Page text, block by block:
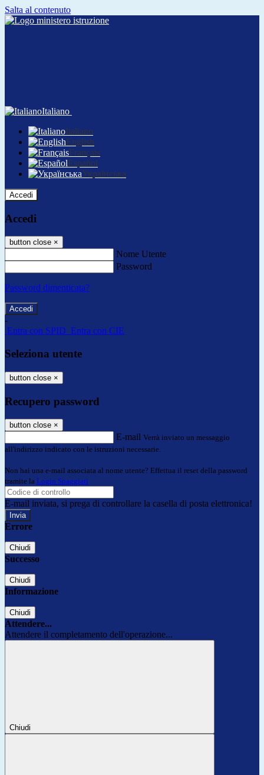
Salta al contenuto
Italiano
Italiano
English
Français
Español
Українська
Accedi
Accedi
button close ×
Nome Utente
Password
Password dimenticata?
-
Entra con SPID Entra con CIE
Seleziona utente
button close ×
Recupero password
button close ×
E-mail Verrà inviato un messaggio
all'indirizzo indicato con le istruzioni necessarie.
Non hai una e-mail associata al nome utente? Effettua il reset della password
tramite la Login Spaggiari
E-mail inviata, si prega di controllare la casella di posta elettronica!
Errore
Chiudi
Successo
Chiudi
Informazione
Chiudi
Attendere...
Attendere il completamento dell'operazione...
Chiudi